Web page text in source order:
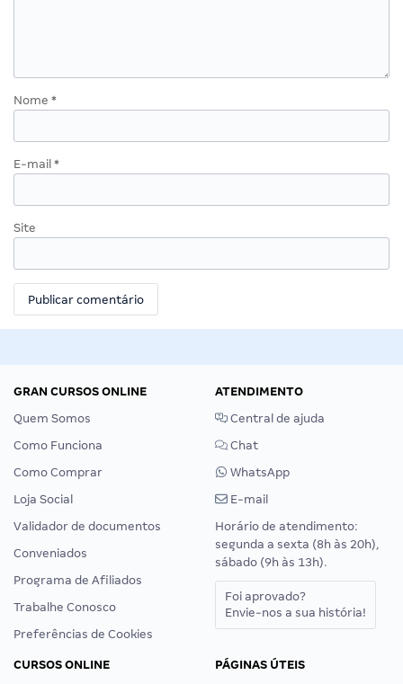
Nome *
E-mail *
Site
GRAN CURSOS ONLINE
Quem Somos
Como Funciona
Como Comprar
Loja Social
Validador de documentos
Conveniados
Programa de Afiliados
Trabalhe Conosco
Preferências de Cookies
ATENDIMENTO
Central de ajuda
Chat
WhatsApp
E-mail
Horário de atendimento:
segunda a sexta (8h às 20h),
sábado (9h às 13h).
Foi aprovado?
Envie-nos a sua história!
CURSOS ONLINE
PÁGINAS ÚTEIS